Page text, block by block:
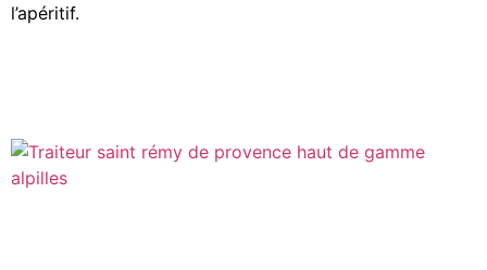
l’apéritif.